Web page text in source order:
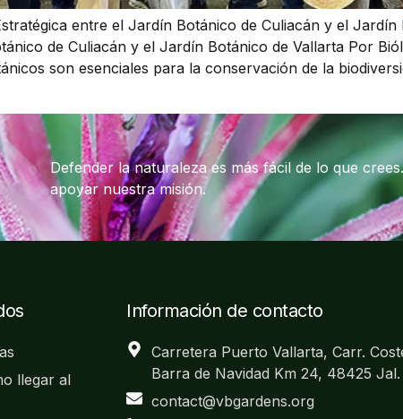
entre el Jardín Botánico de Culiacán y el
de Culiacán y el Jardín Botánico de Vallarta Por
son esenciales para la conservación de la
Defender la naturaleza es más fácil de lo que
apoyar nuestra misión.
llegar al
Información de contacto
Carretera Puerto Vallarta, Carr.
Barra de Navidad Km 24, 48425 Jal.
contact@vbgardens.org